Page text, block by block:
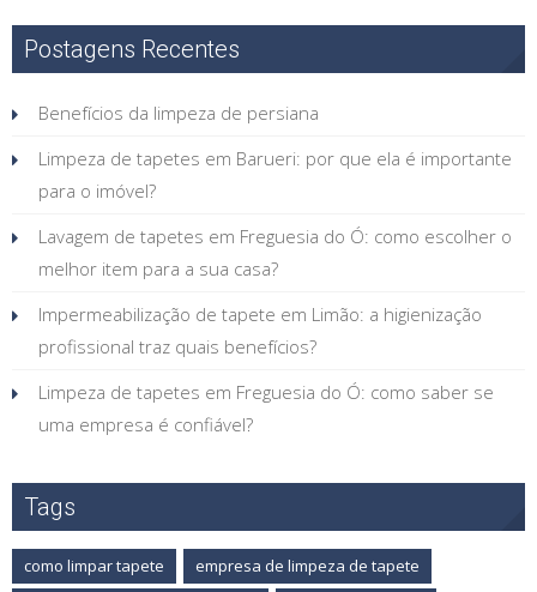
Postagens Recentes
Benefícios da limpeza de persiana
Limpeza de tapetes em Barueri: por que ela é importante
para o imóvel?
Lavagem de tapetes em Freguesia do Ó: como escolher o
melhor item para a sua casa?
Impermeabilização de tapete em Limão: a higienização
profissional traz quais benefícios?
Limpeza de tapetes em Freguesia do Ó: como saber se
uma empresa é confiável?
Tags
como limpar tapete
empresa de limpeza de tapete